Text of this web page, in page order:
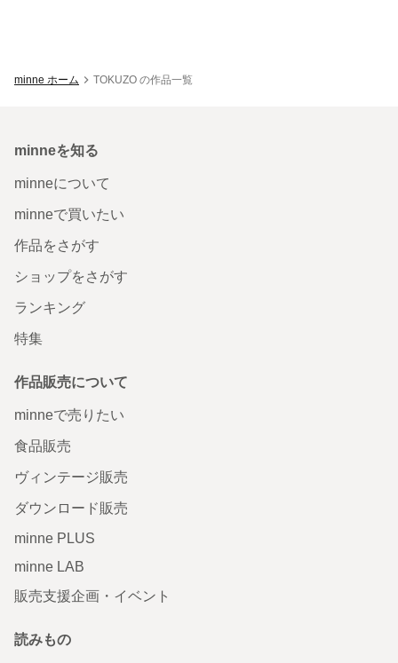
minne ホーム TOKUZO の作品一覧
minneを知る
minneについて
minneで買いたい
作品をさがす
ショップをさがす
ランキング
特集
作品販売について
minneで売りたい
食品販売
ヴィンテージ販売
ダウンロード販売
minne PLUS
minne LAB
販売支援企画・イベント
読みもの